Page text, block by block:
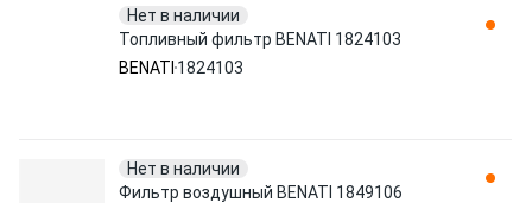
Нет в наличии
Топливный фильтр BENATI 1824103
BENATI 1824103
Нет в наличии
Фильтр воздушный BENATI 1849106